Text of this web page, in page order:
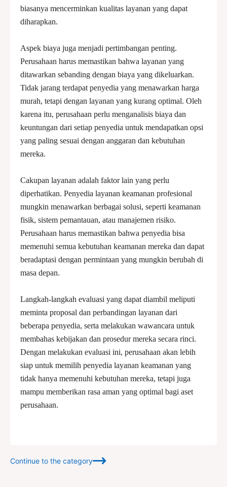
biasanya mencerminkan kualitas layanan yang dapat
diharapkan.
Aspek biaya juga menjadi pertimbangan penting.
Perusahaan harus memastikan bahwa layanan yang
ditawarkan sebanding dengan biaya yang dikeluarkan.
Tidak jarang terdapat penyedia yang menawarkan harga
murah, tetapi dengan layanan yang kurang optimal. Oleh
karena itu, perusahaan perlu menganalisis biaya dan
keuntungan dari setiap penyedia untuk mendapatkan opsi
yang paling sesuai dengan anggaran dan kebutuhan
mereka.
Cakupan layanan adalah faktor lain yang perlu
diperhatikan. Penyedia layanan keamanan profesional
mungkin menawarkan berbagai solusi, seperti keamanan
fisik, sistem pemantauan, atau manajemen risiko.
Perusahaan harus memastikan bahwa penyedia bisa
memenuhi semua kebutuhan keamanan mereka dan dapat
beradaptasi dengan permintaan yang mungkin berubah di
masa depan.
Langkah-langkah evaluasi yang dapat diambil meliputi
meminta proposal dan perbandingan layanan dari
beberapa penyedia, serta melakukan wawancara untuk
membahas kebijakan dan prosedur mereka secara rinci.
Dengan melakukan evaluasi ini, perusahaan akan lebih
siap untuk memilih penyedia layanan keamanan yang
tidak hanya memenuhi kebutuhan mereka, tetapi juga
mampu memberikan rasa aman yang optimal bagi aset
perusahaan.
Continue to the category